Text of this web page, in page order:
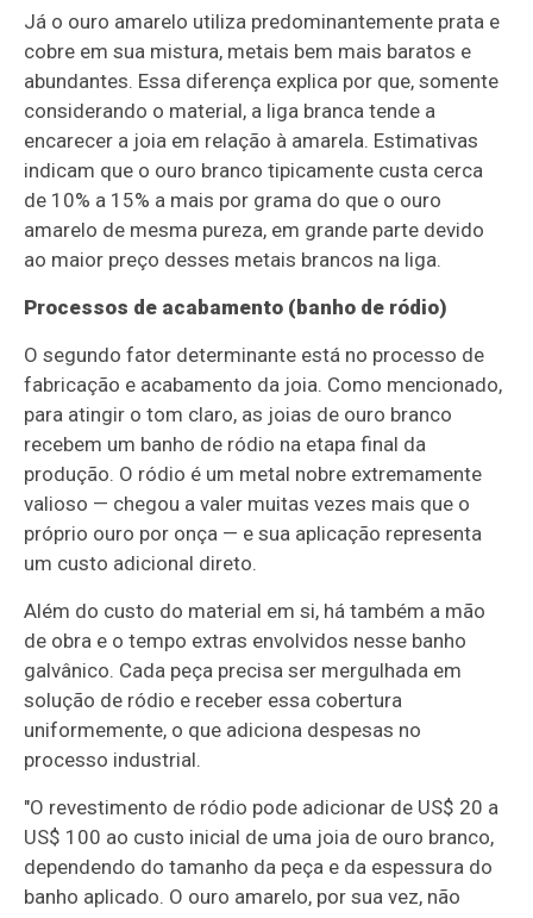
Já o ouro amarelo utiliza predominantemente prata e
cobre em sua mistura, metais bem mais baratos e
abundantes. Essa diferença explica por que, somente
considerando o material, a liga branca tende a
encarecer a joia em relação à amarela. Estimativas
indicam que o ouro branco tipicamente custa cerca
de 10% a 15% a mais por grama do que o ouro
amarelo de mesma pureza, em grande parte devido
ao maior preço desses metais brancos na liga.
Processos de acabamento (banho de ródio)
O segundo fator determinante está no processo de
fabricação e acabamento da joia. Como mencionado,
para atingir o tom claro, as joias de ouro branco
recebem um banho de ródio na etapa final da
produção. O ródio é um metal nobre extremamente
valioso — chegou a valer muitas vezes mais que o
próprio ouro por onça — e sua aplicação representa
um custo adicional direto.
Além do custo do material em si, há também a mão
de obra e o tempo extras envolvidos nesse banho
galvânico. Cada peça precisa ser mergulhada em
solução de ródio e receber essa cobertura
uniformemente, o que adiciona despesas no
processo industrial.
"O revestimento de ródio pode adicionar de US$ 20 a
US$ 100 ao custo inicial de uma joia de ouro branco,
dependendo do tamanho da peça e da espessura do
banho aplicado. O ouro amarelo, por sua vez, não